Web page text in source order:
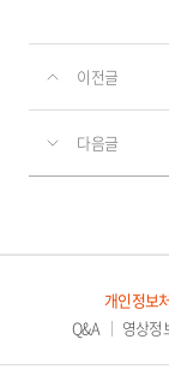
이전글
다음글
개인정보
Q&A
영상정